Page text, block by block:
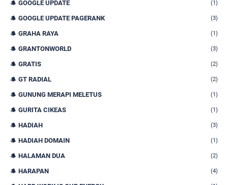
GOOGLE UPDATE (1)
GOOGLE UPDATE PAGERANK (3)
GRAHA RAYA (1)
GRANTONWORLD (3)
GRATIS (2)
GT RADIAL (2)
GUNUNG MERAPI MELETUS (1)
GURITA CIKEAS (1)
HADIAH (3)
HADIAH DOMAIN (1)
HALAMAN DUA (2)
HARAPAN (4)